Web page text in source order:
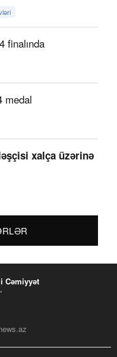
finalında
medal
xalça üzərinə
Cəmiyyət